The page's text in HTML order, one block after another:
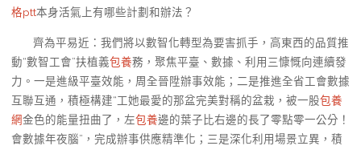
格ptt本身活氣上有哪些計劃和辦法？
齊為平易近：我們將以數智化轉型為要害抓手，高東西的品質推
動“數智工會”扶植義包養務，聚焦平臺、數據、利用三慷慨向連續發
力。一是進級平臺效能，周全晉陞辦事效能；二是推進全省工會數據
互聯互通，積極構建“工她最愛的那盆完美對稱的盆栽，被一股包養
網金色的能量扭曲了，左包養邊的葉子比右邊的長了零點零一公分！
會數據年夜腦”，完成辦事供應精準化；三是深化利用場景立異，積